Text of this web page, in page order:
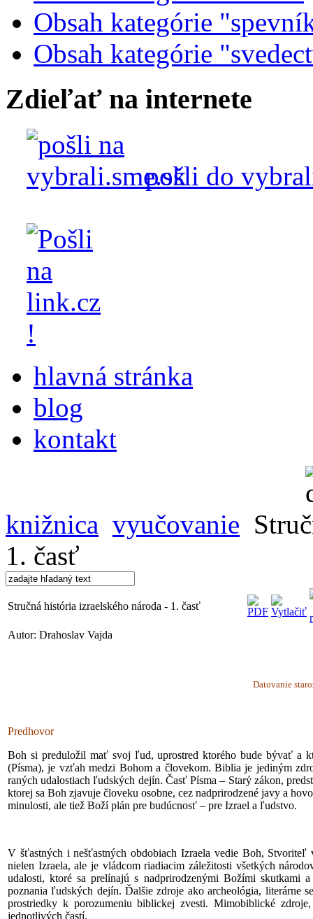
Obsah kategórie
Obsah kategórie
Zdieľať na internete
pošli do
hlavná stránka
blog
kontakt
knižnica vyučovanie
1. časť
Stručná história izraelského národa - 1. časť
Autor: Drahoslav Vajda
Datovanie
Predhovor
Boh si preduložil mať svoj ľud, uprostred ktorého bude bývať a
(Písma), je vzťah medzi Bohom a človekom. Biblia je jediným
raných udalostiach ľudských dejín. Časť Písma – Starý zákon,
ktorej sa Boh zjavuje človeku osobne, cez nadprirodzené javy a
minulosti, ale tiež Boží plán pre budúcnosť – pre Izrael a ľudstvo.
V šťastných i nešťastných obdobiach Izraela vedie Boh,
nielen Izraela, ale je vládcom riadiacim záležitosti všetkých
udalosti, ktoré sa prelínajú s nadprirodzenými Božími skutkami
poznania ľudských dejín. Ďalšie zdroje ako archeológia, literárne
prostriedky k porozumeniu biblickej zvesti. Mimobiblické
jednotlivých častí.